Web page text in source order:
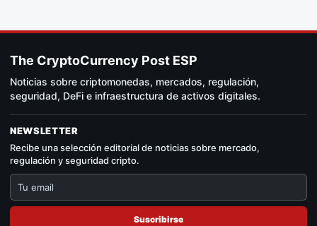
The CryptoCurrency Post ESP
Noticias sobre criptomonedas, mercados, regulación,
seguridad, DeFi e infraestructura de activos digitales.
NEWSLETTER
Recibe una selección editorial de noticias sobre mercado,
regulación y seguridad cripto.
Suscribirse